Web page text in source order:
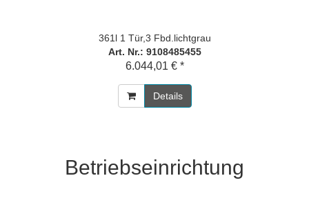
361l 1 Tür,3 Fbd.lichtgrau
Art. Nr.: 9108485455
6.044,01 € *
Details
Betriebseinrichtung